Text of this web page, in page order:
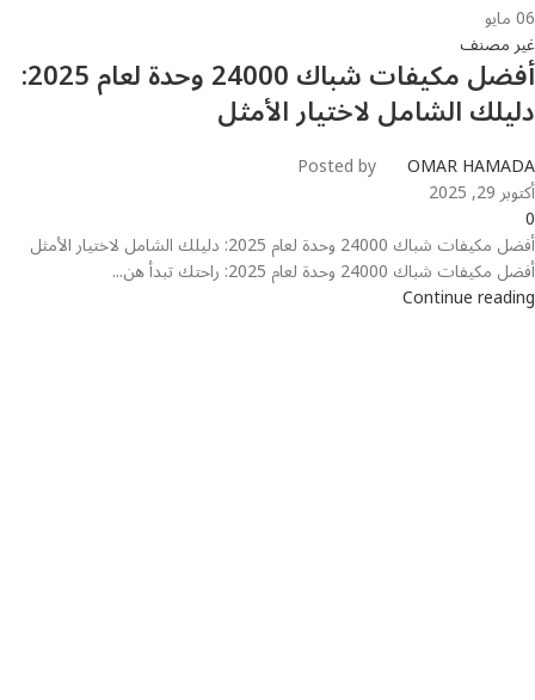
06مايو
غير مصنف
أفضل مكيفات شباك 24000 وحدة لعام 2025:
دليلك الشامل لاختيار الأمثل
Posted by OMAR HAMADA
أكتوبر 29, 2025
0
أفضل مكيفات شباك 24000 وحدة لعام 2025: دليلك الشامل لاختيار الأمثل
أفضل مكيفات شباك 24000 وحدة لعام 2025: راحتك تبدأ هن...
Continue reading